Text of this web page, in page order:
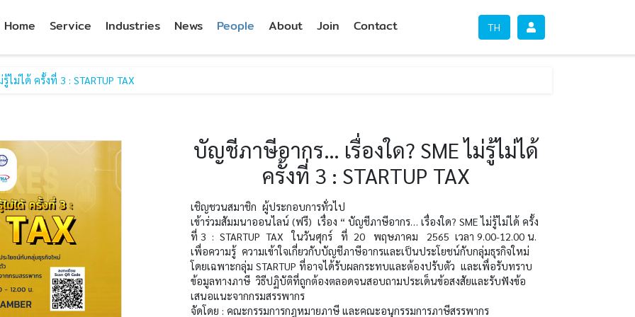
Home Service Industries News People About Join Contact TH
ม่ได้ ครั้งที่ 3 : STARTUP TAX
บัญชีภาษีอากร… เรื่องใด? SME ไม่รู้ไม่ได้
ครั้งที่ 3 : STARTUP TAX
เชิญชวนสมาชิก ผู้ประกอบการทั่วไป
เข้าร่วมสัมมนาออนไลน์ (ฟรี) เรื่อง “ บัญชีภาษีอากร… เรื่องใด? SME ไม่รู้ไม่ได้ ครั้ง
ที่ 3 : STARTUP TAX ในวันศุกร์ ที่ 20 พฤษภาคม 2565 เวลา 9.00-12.00 น.
เพื่อความรู้ ความเข้าใจเกี่ยวกับบัญชีภาษีอากรและเป็นประโยชน์กับกลุ่มธุรกิจใหม่
โดยเฉพาะกลุ่ม STARTUP ที่อาจได้รับผลกระทบและต้องปรับตัว และเพื่อรับทราบ
ข้อมูลทางภาษี วิธีปฏิบัติที่ถูกต้องตลอดจนสอบถามประเด็นข้อสงสัยและรับฟังข้อ
เสนอแนะจากกรมสรรพากร
จัดโดย : คณะกรรมการกฎหมายภาษี และคณะอนุกรรมการภาษีสรรพากร